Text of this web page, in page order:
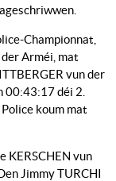
Championnat,
der Arméi, mat
vun der
00:43:17 déi 2.
koum mat
KERSCHEN vun
Jimmy TURCHI